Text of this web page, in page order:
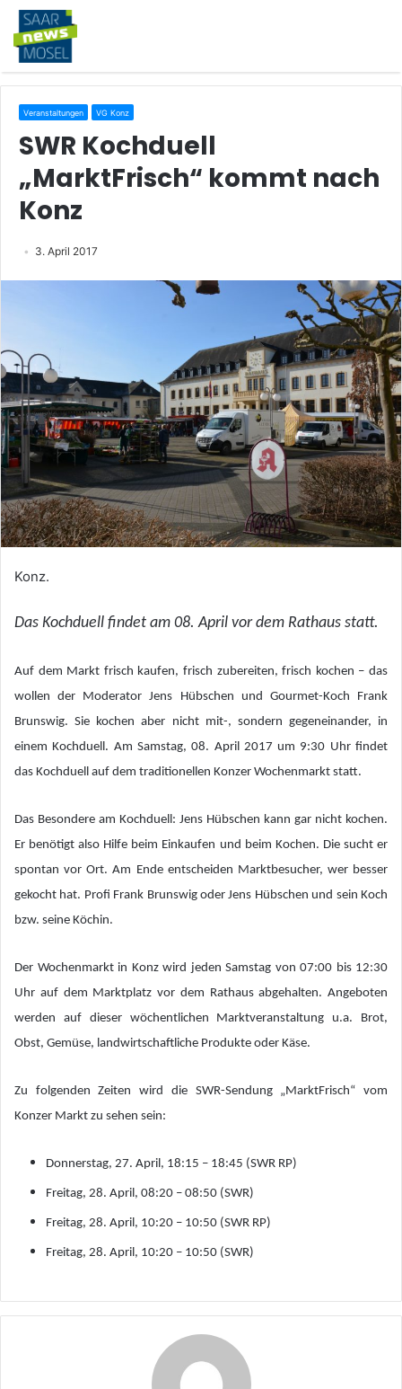
Veranstaltungen VG Konz
SWR Kochduell
„MarktFrisch“ kommt nach
Konz
3. April 2017
Konz.
Das Kochduell findet am 08. April vor dem Rathaus statt.
Auf dem Markt frisch kaufen, frisch zubereiten, frisch kochen – das
wollen der Moderator Jens Hübschen und Gourmet-Koch Frank
Brunswig. Sie kochen aber nicht mit-, sondern gegeneinander, in
einem Kochduell. Am Samstag, 08. April 2017 um 9:30 Uhr findet
das Kochduell auf dem traditionellen Konzer Wochenmarkt statt.
Das Besondere am Kochduell: Jens Hübschen kann gar nicht kochen.
Er benötigt also Hilfe beim Einkaufen und beim Kochen. Die sucht er
spontan vor Ort. Am Ende entscheiden Marktbesucher, wer besser
gekocht hat. Profi Frank Brunswig oder Jens Hübschen und sein Koch
bzw. seine Köchin.
Der Wochenmarkt in Konz wird jeden Samstag von 07:00 bis 12:30
Uhr auf dem Marktplatz vor dem Rathaus abgehalten. Angeboten
werden auf dieser wöchentlichen Marktveranstaltung u.a. Brot,
Obst, Gemüse, landwirtschaftliche Produkte oder Käse.
Zu folgenden Zeiten wird die SWR-Sendung „MarktFrisch“ vom
Konzer Markt zu sehen sein:
Donnerstag, 27. April, 18:15 – 18:45 (SWR RP)
Freitag, 28. April, 08:20 – 08:50 (SWR)
Freitag, 28. April, 10:20 – 10:50 (SWR RP)
Freitag, 28. April, 10:20 – 10:50 (SWR)